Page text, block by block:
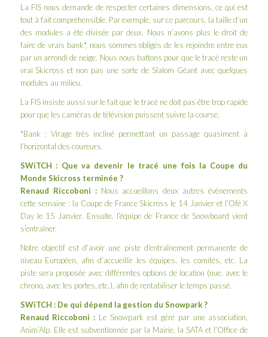
La FIS nous demande de respecter certaines dimensions, ce qui est
tout à fait compréhensible. Par exemple, sur ce parcours, la taille d’un
des modules a été divisée par deux. Nous n’avons plus le droit de
faire de vrais bank*, nous sommes obligés de les rejoindre entre eux
par un arrondi de neige. Nous nous battons pour que le tracé reste un
vrai Skicross et non pas une sorte de Slalom Géant avec quelques
modules au milieu.
La FIS insiste aussi sur le fait que le tracé ne doit pas être trop rapide
pour que les caméras de télévision puissent suivre la course.
*Bank : Virage très incliné permettant un passage quasiment à
l’horizontal des coureurs.
SWiTCH : Que va devenir le tracé une fois la Coupe du
Monde Skicross terminée ?
Renaud Riccoboni : Nous accueillons deux autres évènements
cette semaine : la Coupe de France Skicross le 14 Janvier et l’Ofé X
Day le 15 Janvier. Ensuite, l’équipe de France de Snowboard vient
s’entraîner.
Notre objectif est d’avoir une piste d’entraînement permanente de
niveau Européen, afin d’accueillir les équipes, les comités, etc. La
piste sera proposée avec différentes options de location (nue, avec le
chrono, avec les portes, etc.), afin de rentabiliser le temps passé.
SWiTCH : De qui dépend la gestion du Snowpark ?
Renaud Riccoboni : Le Snowpark est géré par une association,
Anim’Alp. Elle est subventionnée par la Mairie, la SATA et l’Office de